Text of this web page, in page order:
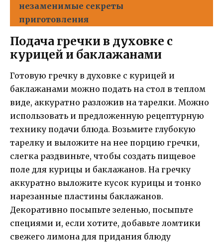
незаменимые секреты
приготовления
Подача гречки в духовке с
курицей и баклажанами
Готовую гречку в духовке с курицей и
баклажанами можно подать на стол в теплом
виде, аккуратно разложив на тарелки. Можно
использовать и предложенную рецептурную
технику подачи блюда. Возьмите глубокую
тарелку и выложите на нее порцию гречки,
слегка раздвиньте, чтобы создать пищевое
поле для курицы и баклажанов. На гречку
аккуратно выложите кусок курицы и тонко
нарезанные пластины баклажанов.
Декоративно посыпьте зеленью, посыпьте
специями и, если хотите, добавьте ломтики
свежего лимона для придания блюду